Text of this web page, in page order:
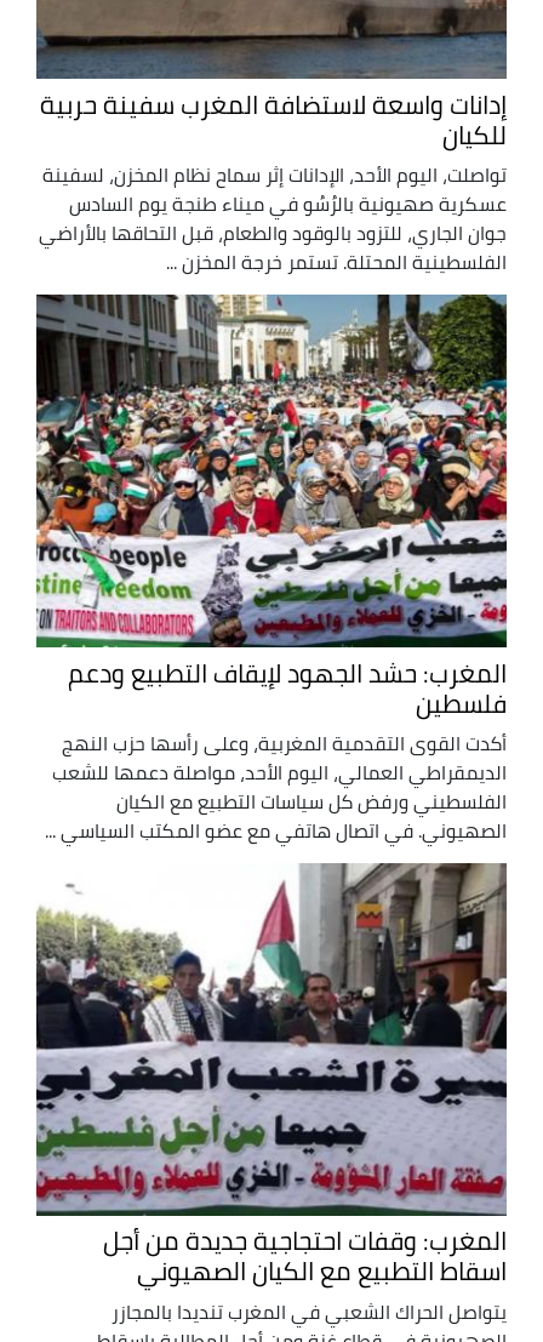
إدانات واسعة لاستضافة المغرب سفينة حربية
للكيان
تواصلت، اليوم الأحد، الإدانات إثر سماح نظام المخزن، لسفينة
عسكرية صهيونية بالرُسُو في ميناء طنجة يوم السادس
جوان الجاري، للتزود بالوقود والطعام، قبل التحاقها بالأراضي
الفلسطينية المحتلة. تستمر خرجة المخزن ...
المغرب: حشد الجهود لإيقاف التطبيع ودعم
فلسطين
أكدت القوى التقدمية المغربية، وعلى رأسها حزب النهج
الديمقراطي العمالي، اليوم الأحد، مواصلة دعمها للشعب
الفلسطيني ورفض كل سياسات التطبيع مع الكيان
الصهيوني. في اتصال هاتفي مع عضو المكتب السياسي ...
المغرب: وقفات احتجاجية جديدة من أجل
اسقاط التطبيع مع الكيان الصهيوني
يتواصل الحراك الشعبي في المغرب تنديدا بالمجازر